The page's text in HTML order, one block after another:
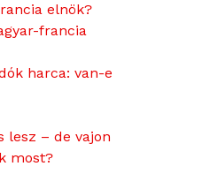
elnök?
francia
harca: van-e
lesz – de vajon
most?